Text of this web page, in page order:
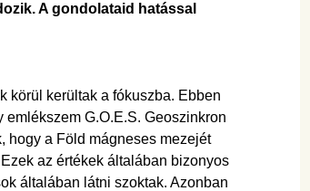
A gondolataid hatással
körül kerültak a fókuszba. Ebben
G.O.E.S. Geoszinkron
hogy a Föld mágneses mezejét
az értékek általában bizonyos
általában látni szoktak. Azonban